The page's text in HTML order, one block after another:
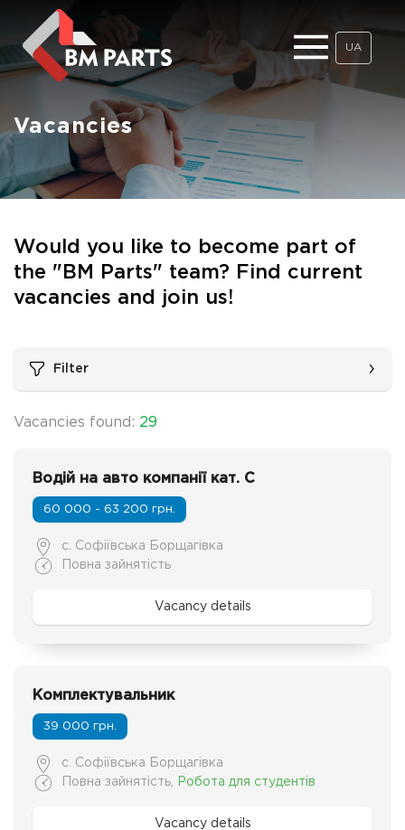
UA
Vacancies
Would you like to become part of
the "BM Parts" team? Find current
vacancies and join us!
Filter
Vacancies found: 29
Водій на авто компанії кат. C
60 000 - 63 200 грн.
с. Софіївська Борщагівка
Повна зайнятість
Vacancy details
Комплектувальник
39 000 грн.
с. Софіївська Борщагівка
Повна зайнятість
Робота для студентів
Vacancy details